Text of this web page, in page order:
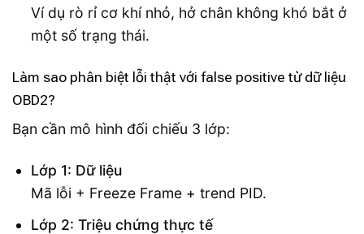
Ví dụ rò rỉ cơ khí nhỏ, hở chân không khó bắt ở
một số trạng thái.
Làm sao phân biệt lỗi thật với false positive từ dữ liệu
OBD2?
Bạn cần mô hình đối chiếu 3 lớp:
Lớp 1: Dữ liệu
Mã lỗi + Freeze Frame + trend PID.
Lớp 2: Triệu chứng thực tế